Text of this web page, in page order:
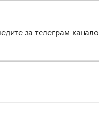
зателеграм-